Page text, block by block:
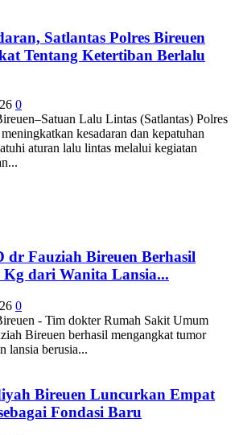
Satlantas Polres Bireuen
Tentang Ketertiban Berlalu
0
Lalu Lintas (Satlantas) Polres
kesadaran dan kepatuhan
aturan lalu lintas melalui kegiatan
dr Fauziah Bireuen Berhasil
dari Wanita Lansia...
0
- Tim dokter Rumah Sakit Umum
Bireuen berhasil mengangkat tumor
lansia berusia...
Bireuen Luncurkan Empat
Fondasi Baru